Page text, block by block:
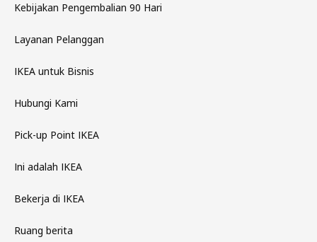
Kebijakan Pengembalian 90 Hari
Layanan Pelanggan
IKEA untuk Bisnis
Hubungi Kami
Pick-up Point IKEA
Ini adalah IKEA
Bekerja di IKEA
Ruang berita